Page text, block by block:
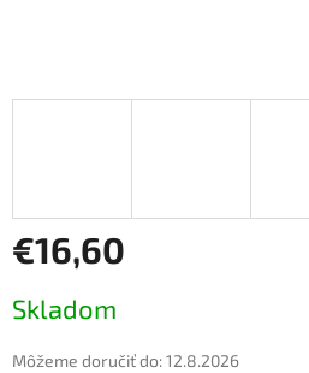
€16,60
cena:
Skladom
Môžeme doručiť do:12.8.2026